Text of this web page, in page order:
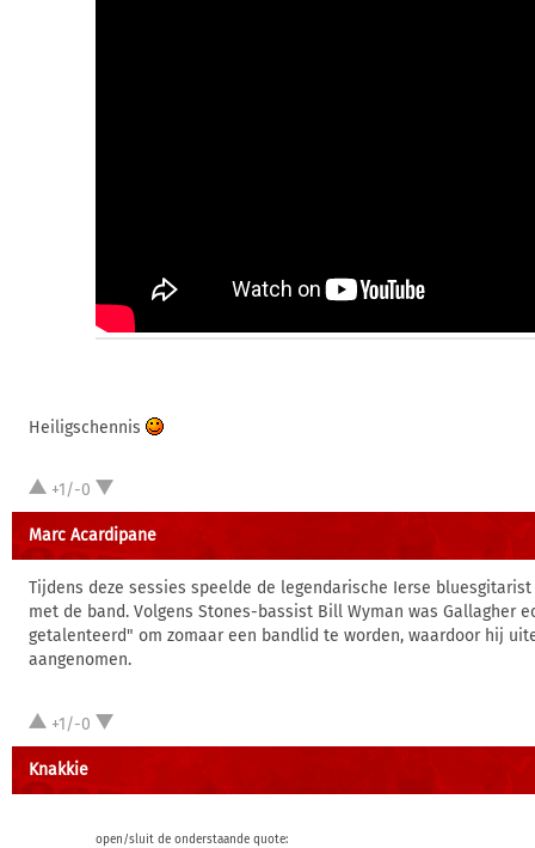
Heiligschennis
+1/-0
Marc Acardipane
Tijdens deze sessies speelde de legendarische Ierse bluesgitarist
met de band. Volgens Stones-bassist Bill Wyman was Gallagher
getalenteerd" om zomaar een bandlid te worden, waardoor hij
aangenomen.
+1/-0
Knakkie
open/sluit de onderstaande quote: